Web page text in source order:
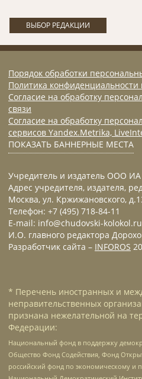
ВЫБОР РЕДАКЦИИ
Порядок обработки
Политика
Согласие на обработку
связи
Согласие на обработку
сервисов Yandex.Metrika,
ПОКАЗАТЬ БАННЕРНЫЕ МЕСТА
Учредитель и издатель ООО
Адрес учредителя, издателя,
Москва, ул. Кржижановского,
Телефон: +7 (495) 718-84-11
E-mail: info@chudovski-kolokol.ru
И.О. главного редактора
Разработчик сайта – INFOROS
* Перечень иностранных и
неправительственных
признана нежелательной на
Федерации:
Национальный фонд в поддержку
Общество Фонд Содействия, Фонд
российский фонд по экономическому и